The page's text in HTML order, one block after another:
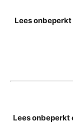
Lees
Lees onbeperkt